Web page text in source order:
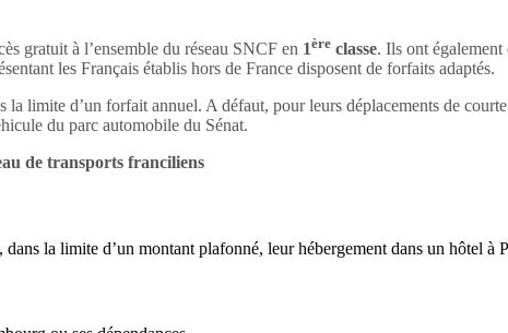
gratuit à l’ensemble du réseau SNCF en 1ère classe. Ils ont également
les Français établis hors de France disposent de forfaits adaptés.
limite d’un forfait annuel. A défaut, pour leurs déplacements de
du parc automobile du Sénat.
de transports franciliens
la limite d’un montant plafonné, leur hébergement dans un hôtel à